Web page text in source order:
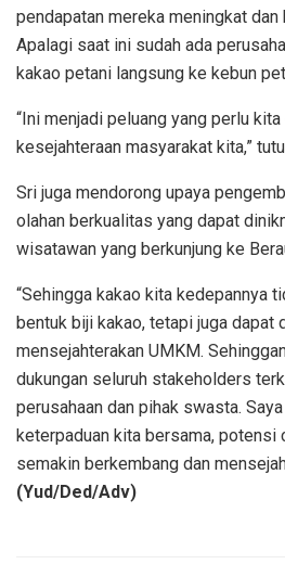
pendapatan mereka meningkat
Apalagi saat ini sudah ada
kakao petani langsung ke kebun
“Ini menjadi peluang yang perlu
kesejahteraan masyarakat kita,”
Sri juga mendorong upaya
olahan berkualitas yang dapat
wisatawan yang berkunjung ke
“Sehingga kakao kita kedepannya
bentuk biji kakao, tetapi juga dapat
mensejahterakan UMKM.
dukungan seluruh stakeholders
perusahaan dan pihak swasta.
keterpaduan kita bersama, potensi
semakin berkembang dan
(Yud/Ded/Adv)